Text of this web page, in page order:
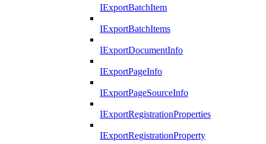
IExportBatchItem
IExportBatchItems
IExportDocumentInfo
IExportPageInfo
IExportPageSourceInfo
IExportRegistrationProperties
IExportRegistrationProperty